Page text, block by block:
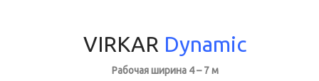
VIRKAR Dynamic
Рабочая ширина 4 – 7 м